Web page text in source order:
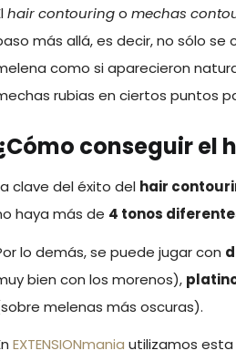
hair contouringo mechas
más allá, es decir, no sólo
como si aparecieron
rubias en ciertos puntos
conseguir el
clave del éxito del hair
haya más de 4 tonos
lo demás, se puede jugar con
bien con los morenos),
melenas más oscuras).
EXTENSIONmania utilizamos